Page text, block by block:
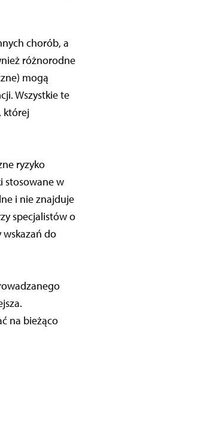
chorób, a
różnorodne
mogą
Wszystkie te
której
ryzyko
stosowane w
i nie znajduje
specjalistów o
wskazań do
na bieżąco